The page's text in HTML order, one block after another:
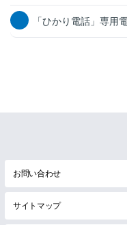
「ひかり電話」専用
お問い合わせ
サイトマップ